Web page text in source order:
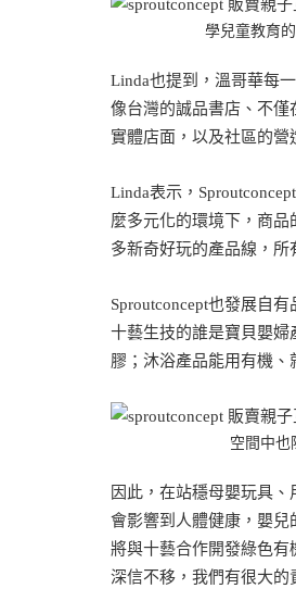
學兒童教育
Linda也提到，溫哥華每
像台灣的誠品書店、不僅
實體店面，以及社區的營
Linda表示，
麼多元化的環境下，商
多新奇好玩的產品線，所
Sproutconcept也發展自
十藝生技的誰是寶貝嬰婦
膠；沐浴產品能用有機、
空間中也
因此，在站穩母嬰玩具
會影響到人體健康，嬰兒
將與十藝合作開發綠色有
深信不移，我們有很大的